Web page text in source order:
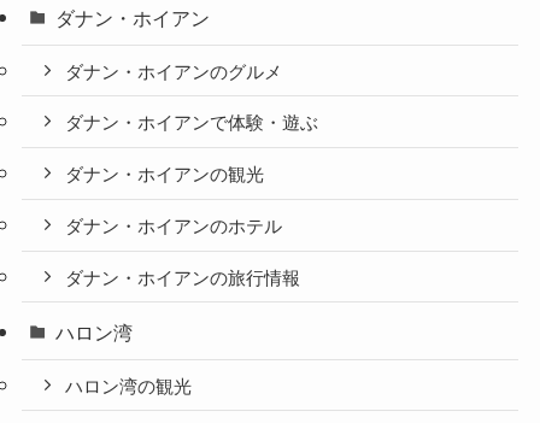
ダナン・ホイアン
ダナン・ホイアンのグルメ
ダナン・ホイアンで体験・遊ぶ
ダナン・ホイアンの観光
ダナン・ホイアンのホテル
ダナン・ホイアンの旅行情報
ハロン湾
ハロン湾の観光